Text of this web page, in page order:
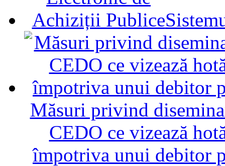
Măsuri privind
CEDO ce vizează
împotriva unui debitor